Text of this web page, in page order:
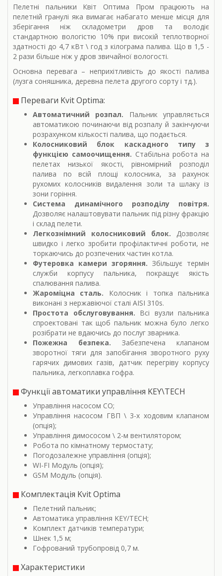
Пелетні пальники Квіт Оптима Пром працюють на
пелетній гранулі яка вимагає набагато менше місця для
зберігання ніж складометри дров та володіє
стандартною вологістю 10% при високій теплотворної
здатності до 4,7 кВт \ год з кілограма палива. Що в 1,5 -
2 рази більше ніж у дров звичайної вологості.
Основна перевага – неприхітливість до якості палива
(лузга соняшника, деревна пелета другого сорту і тд.).
Переваги Kvit Optima:
Автоматичний розпал. Пальник управляється
автоматикою починаючи від розпалу й закінчуючи
розрахунком кількості палива, що подається.
Колосниковий блок каскадного типу з
функцією самоочищення. Стабільна робота на
пелетах низької якості, рівномірний розподіл
палива по всій площі колосника, за рахунок
рухомих колосників видалення золи та шлаку із
зони горіння.
Система динамічного розподілу повітря.
Дозволяє налаштовувати пальник під різну фракцію
і склад пелети.
Легкознімний колосниковий блок. Дозволяє
швидко і легко зробити профілактичні роботи, не
торкаючись до розпечених частин котла.
Футеровка камери згоряння. Збільшує термін
служби корпусу пальника, покращує якість
спалювання палива.
Жароміцна сталь. Колосник і топка пальника
виконані з нержавіючої сталі AISI 310s.
Простота обслуговування. Всі вузли пальника
спроектовані так щоб пальник можна було легко
розібрати не вдаючись до послуг зварника.
Пожежна безпека. Забезпечена клапаном
зворотної тяги для запобігання зворотного руху
гарячих димових газів, датчик перегріву корпусу
пальника, легкоплавка гофра.
Функції автоматики управління KEY\TECH
Управління насосом СО;
Управління насосом ГВП \ 3-х ходовим клапаном
(опція);
Управління димососом \ 2-м вентилятором;
Робота по кімнатному термостату;
Погодозалежне управління (опція);
WI-FI Модуль (опція);
GSM Модуль (опція).
Комплектація Kvit Optima
Пелетний пальник;
Автоматика управління KEY/TECH;
Комплект датчиків температури;
Шнек 1,5 м;
Гофрований трубопровід 0,7 м.
Характеристики